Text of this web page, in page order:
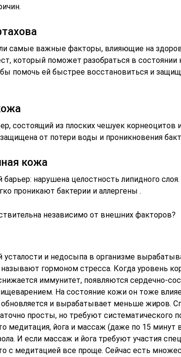
самые важные факторы, влияющие на
который поможет разобраться в состоянии
помочь ей быстрее восстановиться и
состоящий из плоских чешуек корнеоцитов
от потери воды и проникновения
кожа
нарушена целостность липидного
проникают бактерии и аллергены .
независимо от внешних факторов?
усталости и недосыпа в организме
гормоном стресса. Когда уровень
иммунитет, появляются сердечно-
На состояние кожи он тоже
и вырабатывает меньше жиров.
просты, но требуют систематического
медитация, йога и массаж (даже по 15 минут
И если массаж и йога требуют участия
с медитацией все проще. Сейчас есть